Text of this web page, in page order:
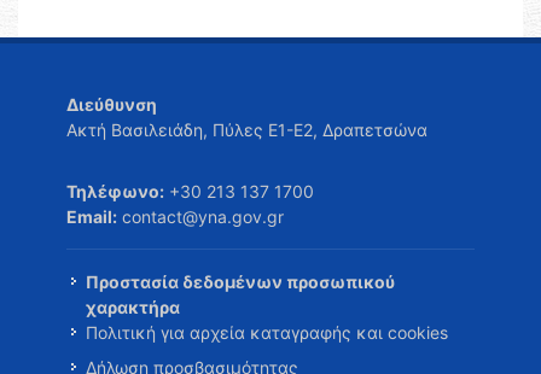
Διεύθυνση
Ακτή Βασιλειάδη, Πύλες Ε1-Ε2, Δραπετσώνα
Τηλέφωνο: +30 213 137 1700
Email: contact@yna.gov.gr
Προστασία δεδομένων προσωπικού
χαρακτήρα
Πολιτική για αρχεία καταγραφής και cookies
Δήλωση προσβασιμότητας